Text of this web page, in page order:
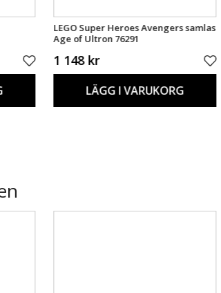
LEGO Super Heroes Avengers samlas
Age of Ultron 76291
1 148 kr
LÄGG I VARUKORG